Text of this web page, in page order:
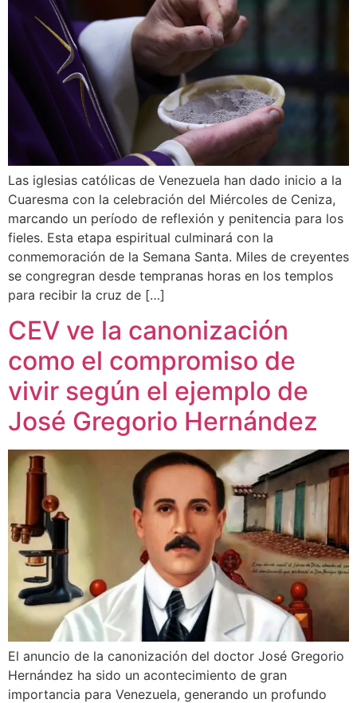
Las iglesias católicas de Venezuela han dado inicio a la
Cuaresma con la celebración del Miércoles de Ceniza,
marcando un período de reflexión y penitencia para los
fieles. Esta etapa espiritual culminará con la
conmemoración de la Semana Santa. Miles de creyentes
se congregran desde tempranas horas en los templos
para recibir la cruz de […]
CEV ve la canonización
como el compromiso de
vivir según el ejemplo de
José Gregorio Hernández
El anuncio de la canonización del doctor José Gregorio
Hernández ha sido un acontecimiento de gran
importancia para Venezuela, generando un profundo